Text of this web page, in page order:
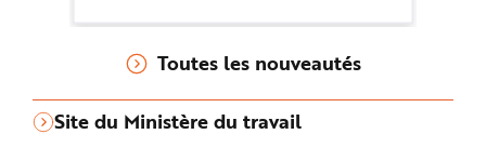
Toutes les nouveautés
Site du Ministère du travail